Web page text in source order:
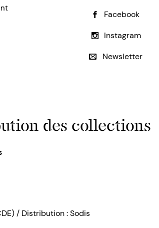
Facebook
Instagram
Newsletter
des collections
/ Distribution : Sodis